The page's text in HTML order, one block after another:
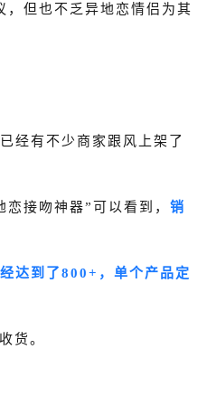
，但也不乏异地恋情侣为其
经有不少商家跟风上架了
接吻神器”可以看到， 销
达到了800+，单个产品定
货。